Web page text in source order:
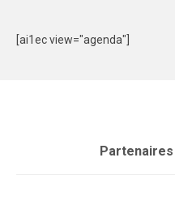
[ai1ec view="agenda"]